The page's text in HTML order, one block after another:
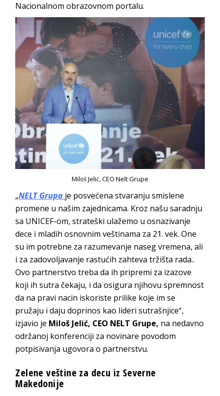
Nacionalnom obrazovnom portalu.
Miloš Jelić, CEO Nelt Grupe
„NELT Grupa je posvećena stvaranju smislene
promene u našim zajednicama. Kroz našu saradnju
sa UNICEF-om, strateški ulažemo u osnazivanje
dece i mladih osnovnim veštinama za 21. vek. One
su im potrebne za razumevanje naseg vremena, ali
i za zadovoljavanje rastućih zahteva tržišta rada..
Ovo partnerstvo treba da ih pripremi za izazove
koji ih sutra čekaju, i da osigura njihovu spremnost
da na pravi nacin iskoriste prilike koje im se
pružaju i daju doprinos kao lideri sutrašnjice“,
izjavio je Miloš Jelić, CEO NELT Grupe, na nedavno
održanoj konferenciji za novinare povodom
potpisivanja ugovora o partnerstvu.
Zelene veštine za decu iz Severne
Makedonije